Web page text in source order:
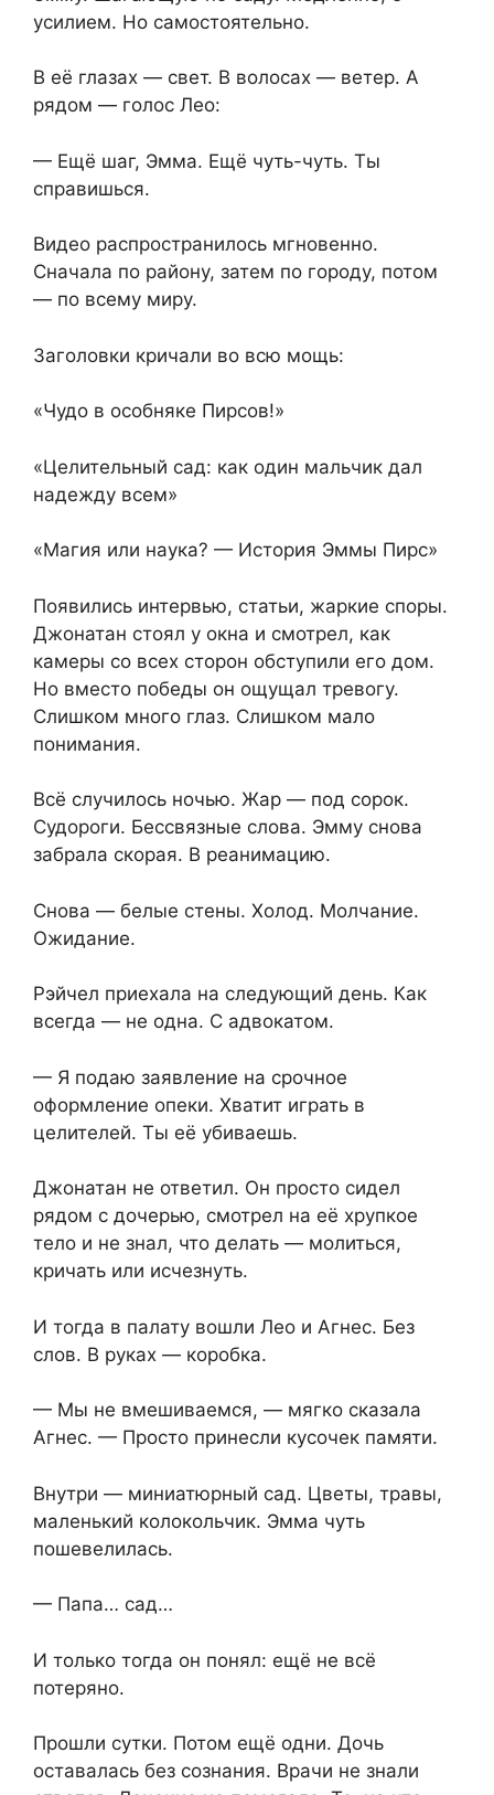
усилием. Но самостоятельно.
В её глазах — свет. В волосах — ветер. А
рядом — голос Лео:
— Ещё шаг, Эмма. Ещё чуть-чуть. Ты
справишься.
Видео распространилось мгновенно.
Сначала по району, затем по городу, потом
— по всему миру.
Заголовки кричали во всю мощь:
«Чудо в особняке Пирсов!»
«Целительный сад: как один мальчик дал
надежду всем»
«Магия или наука? — История Эммы Пирс»
Появились интервью, статьи, жаркие споры.
Джонатан стоял у окна и смотрел, как
камеры со всех сторон обступили его дом.
Но вместо победы он ощущал тревогу.
Слишком много глаз. Слишком мало
понимания.
Всё случилось ночью. Жар — под сорок.
Судороги. Бессвязные слова. Эмму снова
забрала скорая. В реанимацию.
Снова — белые стены. Холод. Молчание.
Ожидание.
Рэйчел приехала на следующий день. Как
всегда — не одна. С адвокатом.
— Я подаю заявление на срочное
оформление опеки. Хватит играть в
целителей. Ты её убиваешь.
Джонатан не ответил. Он просто сидел
рядом с дочерью, смотрел на её хрупкое
тело и не знал, что делать — молиться,
кричать или исчезнуть.
И тогда в палату вошли Лео и Агнес. Без
слов. В руках — коробка.
— Мы не вмешиваемся, — мягко сказала
Агнес. — Просто принесли кусочек памяти.
Внутри — миниатюрный сад. Цветы, травы,
маленький колокольчик. Эмма чуть
пошевелилась.
— Папа… сад…
И только тогда он понял: ещё не всё
потеряно.
Прошли сутки. Потом ещё одни. Дочь
оставалась без сознания. Врачи не знали